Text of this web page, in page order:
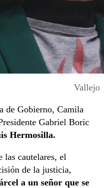
Vallejo
de Gobierno, Camila
Gabriel Boric
Hermosilla.
las cautelares, el
de la justicia,
a un señor que se